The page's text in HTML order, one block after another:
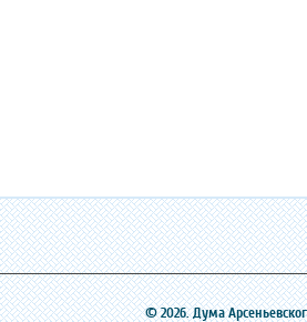
© 2026. Дума